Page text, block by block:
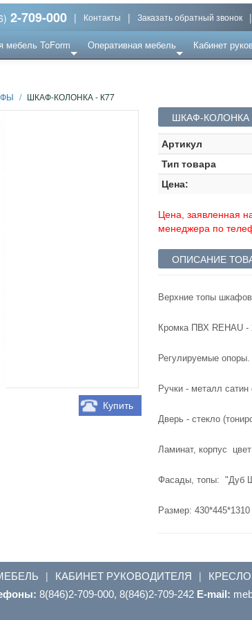
2-709-000 | Контакты | Заказать обратный звонок |
мебель ToForm Оперативная мебель Кабинет
/ ШКАФ-КОЛОНКА - К77
Купить
ШКАФ-КОЛОНКА
Артикул
Тип товара
Цена:
Цена, заявленная
менеджера по
ОПИСАНИЕ
Верхние топы
Кромка ПВХ REHAU -
Регулируемые опоры.
Ручки - металл сатин
Дверь - стекло
Ламинат, корпус
Фасады, топы: "Дуб
Размер: 430*445*1310
| КАБИНЕТ РУКОВОДИТЕЛЯ |
8(846)2-709-000, 8(846)2-709-242 E-mail: